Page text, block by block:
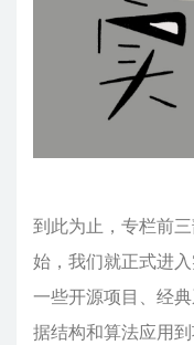
到此为止，专栏前
始，我们就正式进
一些开源项目、经
据结构和算法应用